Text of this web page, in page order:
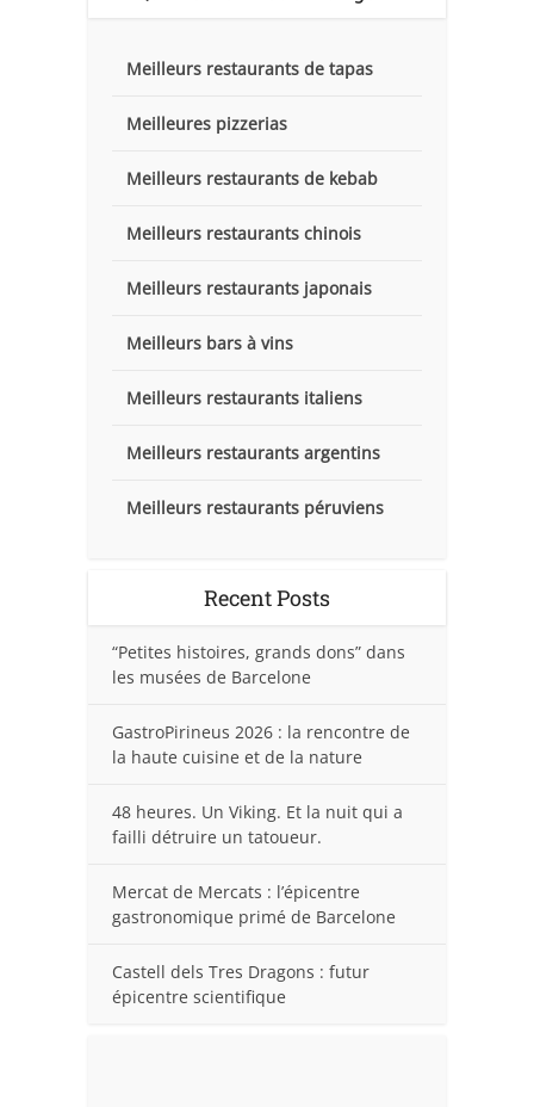
Meilleurs restaurants de tapas
Meilleures pizzerias
Meilleurs restaurants de kebab
Meilleurs restaurants chinois
Meilleurs restaurants japonais
Meilleurs bars à vins
Meilleurs restaurants italiens
Meilleurs restaurants argentins
Meilleurs restaurants péruviens
Recent Posts
“Petites histoires, grands dons” dans
les musées de Barcelone
GastroPirineus 2026 : la rencontre de
la haute cuisine et de la nature
48 heures. Un Viking. Et la nuit qui a
failli détruire un tatoueur.
Mercat de Mercats : l’épicentre
gastronomique primé de Barcelone
Castell dels Tres Dragons : futur
épicentre scientifique